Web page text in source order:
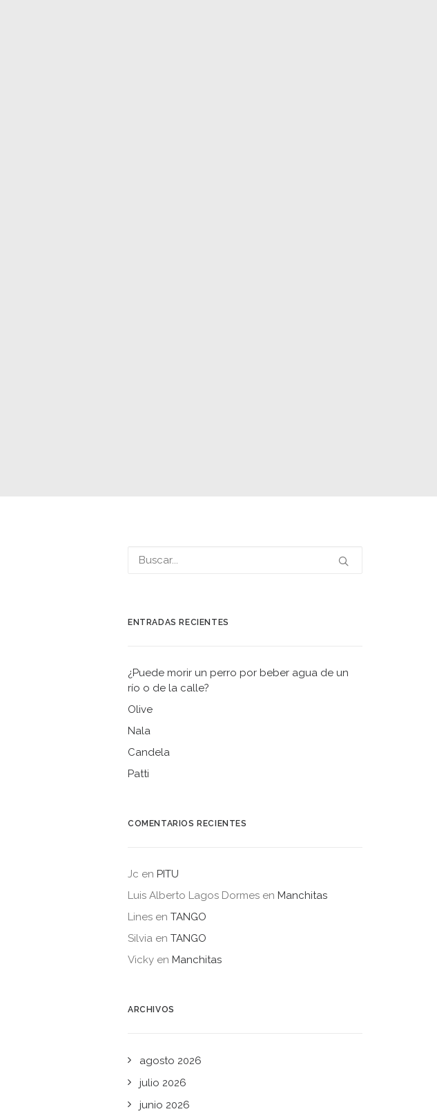
ENTRADAS RECIENTES
¿Puede morir un perro por beber agua de un
río o de la calle?
Olive
Nala
Candela
Patti
COMENTARIOS RECIENTES
Jc en PITU
Luis Alberto Lagos Dormes en Manchitas
Lines en TANGO
Silvia en TANGO
Vicky en Manchitas
ARCHIVOS
agosto 2026
julio 2026
junio 2026